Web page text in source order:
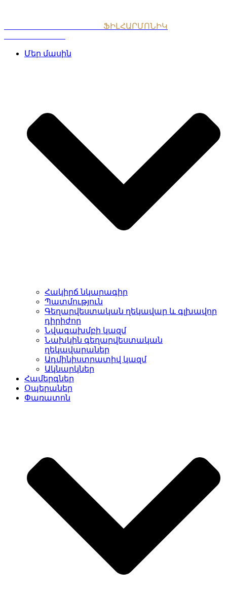
ՖԻԼՀԱՐՄՈՆԻԿ
Մեր մասին
Հակիրճ նկարագիր
Պատմություն
Գեղարվեստական ղեկավար և գլխավոր
դիրիժոր
Նվագախմբի կազմ
Նախկին գեղարվեստական
ղեկավարաներ
Ադմինիստրատիվ կազմ
Ակնարկներ
Համերգներ
Օպերաներ
Փառատոն